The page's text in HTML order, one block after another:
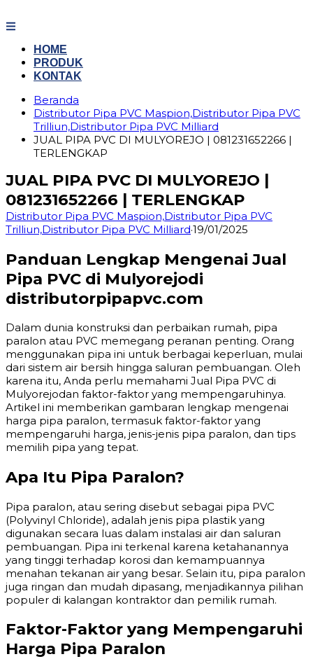
ke
HOME
PRODUK
KONTAK
Beranda
Distributor Pipa PVC Maspion,Distributor Pipa PVC
Trilliun,Distributor Pipa PVC Milliard
JUAL PIPA PVC DI MULYOREJO | 081231652266 |
TERLENGKAP
JUAL PIPA PVC DI MULYOREJO |
081231652266 | TERLENGKAP
Distributor Pipa PVC Maspion,Distributor Pipa PVC
Trilliun,Distributor Pipa PVC Milliard·19/01/2025
Panduan Lengkap Mengenai Jual
Pipa PVC di Mulyorejodi
distributorpipapvc.com
Dalam dunia konstruksi dan perbaikan rumah, pipa
paralon atau PVC memegang peranan penting. Orang
menggunakan pipa ini untuk berbagai keperluan, mulai
dari sistem air bersih hingga saluran pembuangan. Oleh
karena itu, Anda perlu memahami Jual Pipa PVC di
Mulyorejodan faktor-faktor yang mempengaruhinya.
Artikel ini memberikan gambaran lengkap mengenai
harga pipa paralon, termasuk faktor-faktor yang
mempengaruhi harga, jenis-jenis pipa paralon, dan tips
memilih pipa yang tepat.
Apa Itu Pipa Paralon?
Pipa paralon, atau sering disebut sebagai pipa PVC
(Polyvinyl Chloride), adalah jenis pipa plastik yang
digunakan secara luas dalam instalasi air dan saluran
pembuangan. Pipa ini terkenal karena ketahanannya
yang tinggi terhadap korosi dan kemampuannya
menahan tekanan air yang besar. Selain itu, pipa paralon
juga ringan dan mudah dipasang, menjadikannya pilihan
populer di kalangan kontraktor dan pemilik rumah.
Faktor-Faktor yang Mempengaruhi
Harga Pipa Paralon